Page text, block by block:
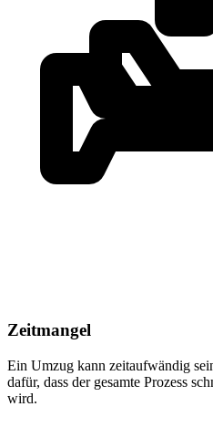
Zeitmangel
Ein Umzug kann zeitaufwändig
dafür, dass der gesamte Prozess
wird.